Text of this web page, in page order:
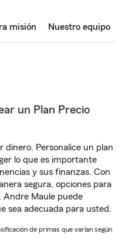
misión Nuestro equipo
un Plan Precio
Personalice un plan
lo que es importante
y sus finanzas. Con
segura, opciones para
Andre Maule puede
sea adecuada para usted.
de primas que varían según